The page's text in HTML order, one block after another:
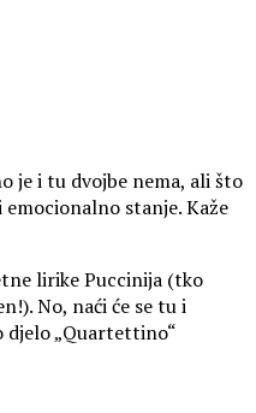
je i tu dvojbe nema, ali što
stanje. Kaže
lirike Puccinija (tko
No, naći će se tu i
djelo „Quartettino“